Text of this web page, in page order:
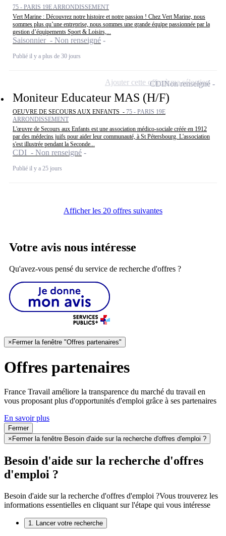
75 - PARIS 19E ARRONDISSEMENT
Vert Marine : Découvrez notre histoire et notre passion ! Chez Vert Marine, nous
sommes plus qu’une entreprise, nous sommes une grande équipe passionnée par la
gestion d’équipements Sport & Loisirs,...
Saisonnier - Non renseigné
Publié il y a plus de 30 jours
Moniteur Educateur MAS (H/F)
OEUVRE DE SECOURS AUX ENFANTS - 75 - PARIS 19E
ARRONDISSEMENT
L'œuvre de Secours aux Enfants est une association médico-sociale créée en 1912
par des médecins juifs pour aider leur communauté, à St Pétersbourg. L'association
s'est illustrée pendant la Seconde...
CDI - Non renseigné
Publié il y a 25 jours
CDINon renseigné
Ajouter cette offre à ma sélection
Afficher les 20 offres suivantes
Votre avis nous intéresse
Qu'avez-vous pensé du service de recherche d'offres ?
×Fermer la fenêtre "Offres partenaires"
Offres partenaires
France Travail améliore la transparence du marché du travail en
vous proposant plus d'opportunités d'emploi grâce à ses partenaires
En savoir plus
Fermer
× Fermer la fenêtre Besoin d'aide sur la recherche d'offres d'emploi ?
Besoin d'aide sur la recherche d'offres
d'emploi ?
Besoin d'aide sur la recherche d'offres d'emploi ?Vous trouverez les
informations essentielles en cliquant sur l'étape qui vous intéresse
1. Lancer votre recherche